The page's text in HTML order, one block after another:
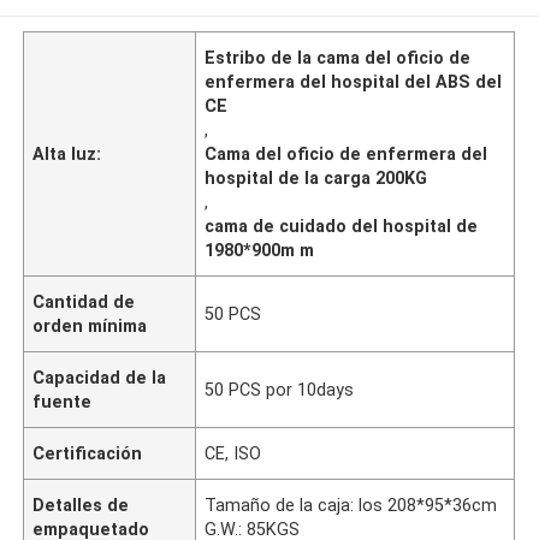
Alta luz:
Estribo de la cama del oficio de
enfermera del hospital del ABS del
CE
,
Cama del oficio de enfermera del
hospital de la carga 200KG
,
cama de cuidado del hospital de
1980*900m m
Cantidad de
orden mínima
50 PCS
Capacidad de la
fuente
50 PCS por 10days
Certificación CE, ISO
Detalles de
empaquetado
Tamaño de la caja: los 208*95*36cm
G.W.: 85KGS